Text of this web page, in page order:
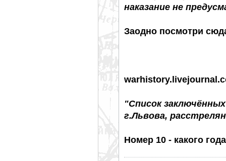
наказание не
Заодно посмотри
"Список
г.Львова,
Номер 10 - какого